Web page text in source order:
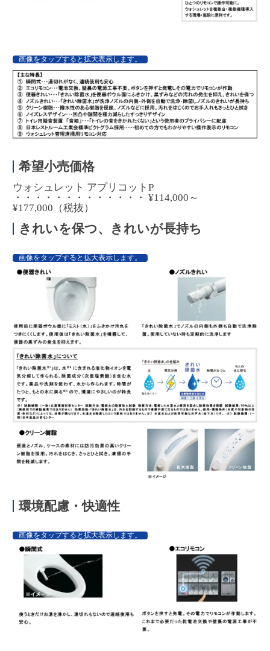
画像をタップすると拡大表示します。
希望小売価格
ウォシュレット アプリコットP
・・・・・・・・・・・・・ ¥114,000～
¥177,000（税抜）
きれいを保つ、きれいが長持ち
画像をタップすると拡大表示します。
環境配慮・快適性
画像をタップすると拡大表示します。